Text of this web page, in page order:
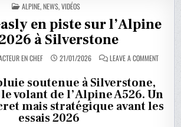
POSTED
IN
ALPINE,NEWS,VIDÉOS
en piste sur l’Alpine
à Silverstone
EN CHEF 21/01/2026 LEAVE A COMMENTON
PISTE
SUR
L’ALPINE
soutenue à Silverstone,
volant de l’Alpine A526. Un
mais stratégique avant les
essais 2026